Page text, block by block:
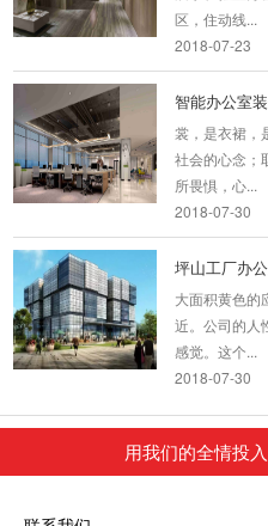
区，住动线...
2018-07-23
智能办公室
裳，是衣裙，
社会的心念；
所畏惧，心...
2018-07-30
坪山工厂办
大面积黄色的
近。公司的人
感觉。这个...
2018-07-30
复式办公室
设计师为此间
用我们的全情投